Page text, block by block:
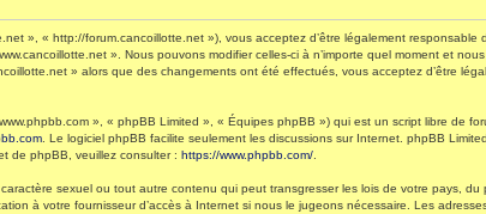
», « http://forum.cancoillotte.net »), vous acceptez d’être légalement responsable
». Nous pouvons modifier celles-ci à n’importe quel moment et
» alors que des changements ont été effectués, vous acceptez d’être
», « phpBB Limited », « Équipes phpBB ») qui est un script libre de
. Le logiciel phpBB facilite seulement les discussions sur Internet. phpBB
de phpBB, veuillez consulter : https://www.phpbb.com/
sexuel ou tout autre contenu qui peut transgresser les lois de votre pays,
à votre fournisseur d’accès à Internet si nous le jugeons nécessaire. Les